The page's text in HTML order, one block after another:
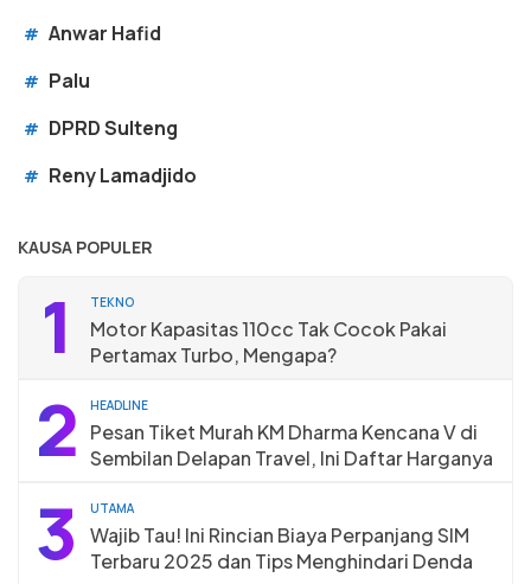
# Anwar Hafid
# Palu
# DPRD Sulteng
# Reny Lamadjido
KAUSA POPULER
1 TEKNO
Motor Kapasitas 110cc Tak Cocok Pakai
Pertamax Turbo, Mengapa?
2 HEADLINE
Pesan Tiket Murah KM Dharma Kencana V di
Sembilan Delapan Travel, Ini Daftar Harganya
3 UTAMA
Wajib Tau! Ini Rincian Biaya Perpanjang SIM
Terbaru 2025 dan Tips Menghindari Denda